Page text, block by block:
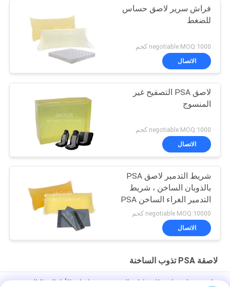
فراش سرير لاصق حساس
للضغط
negotiable MOQ:1000 كجم
الاتصال
لاصق PSA التصفيح غير
المنسوج
negotiable MOQ:1000 كجم
الاتصال
شريط التدمير لاصق PSA
بالذوبان الساخن ، شريط
التدمير الغراء الساخن PSA
negotiable MOQ:10000 كجم
الاتصال
لاصقة PSA تذوب الساخنة
ملصق ذوبان ساخن للضمادات المرنة في حفاضات الأطفال والبالغين